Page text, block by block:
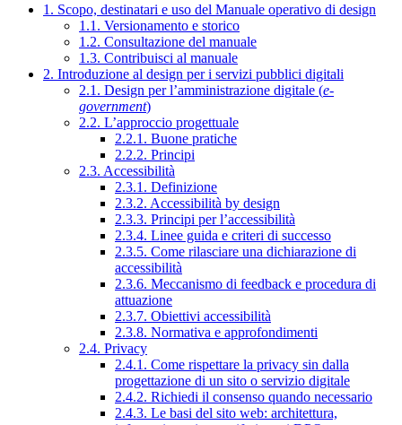
1. Scopo, destinatari e uso del Manuale operativo di design
1.1. Versionamento e storico
1.2. Consultazione del manuale
1.3. Contribuisci al manuale
2. Introduzione al design per i servizi pubblici digitali
2.1. Design per l’amministrazione digitale (e-
government)
2.2. L’approccio progettuale
2.2.1. Buone pratiche
2.2.2. Principi
2.3. Accessibilità
2.3.1. Definizione
2.3.2. Accessibilità by design
2.3.3. Principi per l’accessibilità
2.3.4. Linee guida e criteri di successo
2.3.5. Come rilasciare una dichiarazione di
accessibilità
2.3.6. Meccanismo di feedback e procedura di
attuazione
2.3.7. Obiettivi accessibilità
2.3.8. Normativa e approfondimenti
2.4. Privacy
2.4.1. Come rispettare la privacy sin dalla
progettazione di un sito o servizio digitale
2.4.2. Richiedi il consenso quando necessario
2.4.3. Le basi del sito web: architettura,